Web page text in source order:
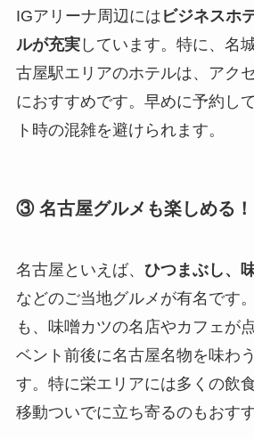
IGアリーナ周辺には ビジネスホ
ルが充実しています。特に、名
古屋駅エリアのホテルは、アク
におすすめです。早めに予約し
ト時の混雑を避けられます。
③ 名古屋グルメも楽しめる
名古屋といえば、 ひつまぶし、
などのご当地グルメが有名です
も、味噌カツの名店やカフェが
ベント前後に名古屋名物を味わ
す。特に栄エリアには多くの飲
移動ついでに立ち寄るのもおすす